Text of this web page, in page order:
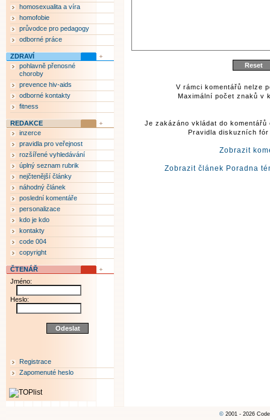
V rámci komentářů nelze
Maximální počet znaků v
Je zakázáno vkládat do
Pravidla diskuzních
Zobrazit
Zobrazit článek Poradna
homosexualita a víra
homofobie
průvodce pro pedagogy
odborné práce
ZDRAVÍ
pohlavně přenosné
choroby
prevence hiv-aids
odborné kontakty
fitness
REDAKCE
inzerce
pravidla pro veřejnost
rozšířené vyhledávání
úplný seznam rubrik
nejčtenější články
náhodný článek
poslední komentáře
personalizace
kdo je kdo
kontakty
code 004
copyright
ČTENÁŘ
Jméno:
Heslo:
Registrace
Zapomenuté heslo
© 2001 - 2026